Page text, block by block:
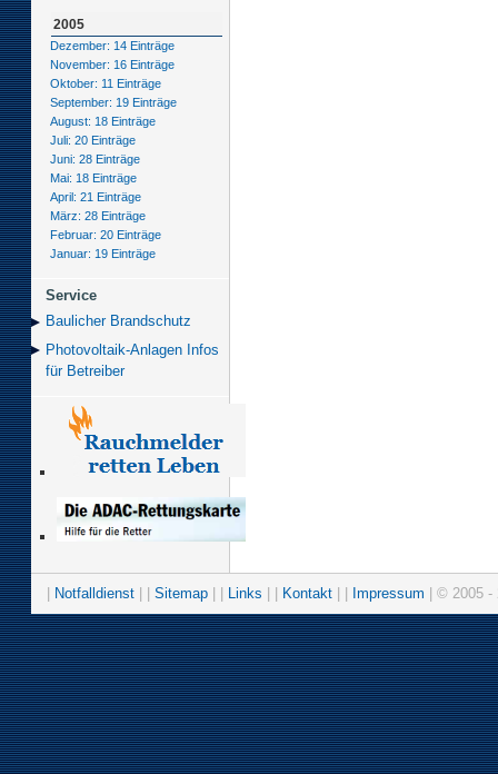
2005
Dezember: 14 Einträge
November: 16 Einträge
Oktober: 11 Einträge
September: 19 Einträge
August: 18 Einträge
Juli: 20 Einträge
Juni: 28 Einträge
Mai: 18 Einträge
April: 21 Einträge
März: 28 Einträge
Februar: 20 Einträge
Januar: 19 Einträge
Service
Baulicher Brand­schutz
Photovoltaik-Anlagen Infos
für Betreiber
Notfalldienst Sitemap Links Kontakt Impressum | © 2005 -